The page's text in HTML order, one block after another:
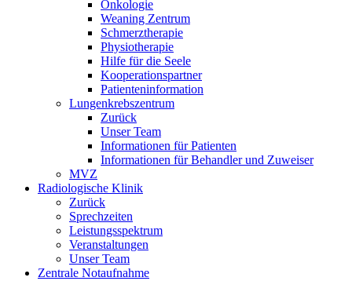
Onkologie
Weaning Zentrum
Schmerztherapie
Physiotherapie
Hilfe für die Seele
Kooperationspartner
Patienteninformation
Lungenkrebszentrum
Zurück
Unser Team
Informationen für Patienten
Informationen für Behandler und Zuweiser
MVZ
Radiologische Klinik
Zurück
Sprechzeiten
Leistungsspektrum
Veranstaltungen
Unser Team
Zentrale Notaufnahme